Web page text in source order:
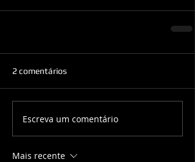
2 comentários
Escreva um comentário
Mais recente